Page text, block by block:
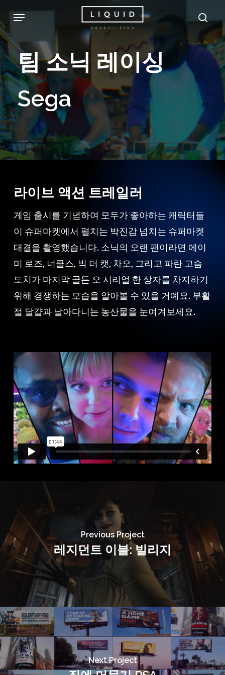
to
main
content
Menu
팀 소닉 레이싱
Sega
라이브 액션 트레일러
게임 출시를 기념하여 모두가 좋아하는 캐릭터들
이 슈퍼마켓에서 펼치는 박진감 넘치는 슈퍼마켓
대결을 촬영했습니다. 소닉의 오랜 팬이라면 에이
미 로즈, 너클스, 빅 더 캣, 차오, 그리고 파란 고슴
도치가 마지막 골든 오 시리얼 한 상자를 차지하기
위해 경쟁하는 모습을 알아볼 수 있을 거예요. 부활
절 달걀과 날아다니는 농산물을 눈여겨보세요.
Previous Project
레지던트 이블: 빌리지
Next Project